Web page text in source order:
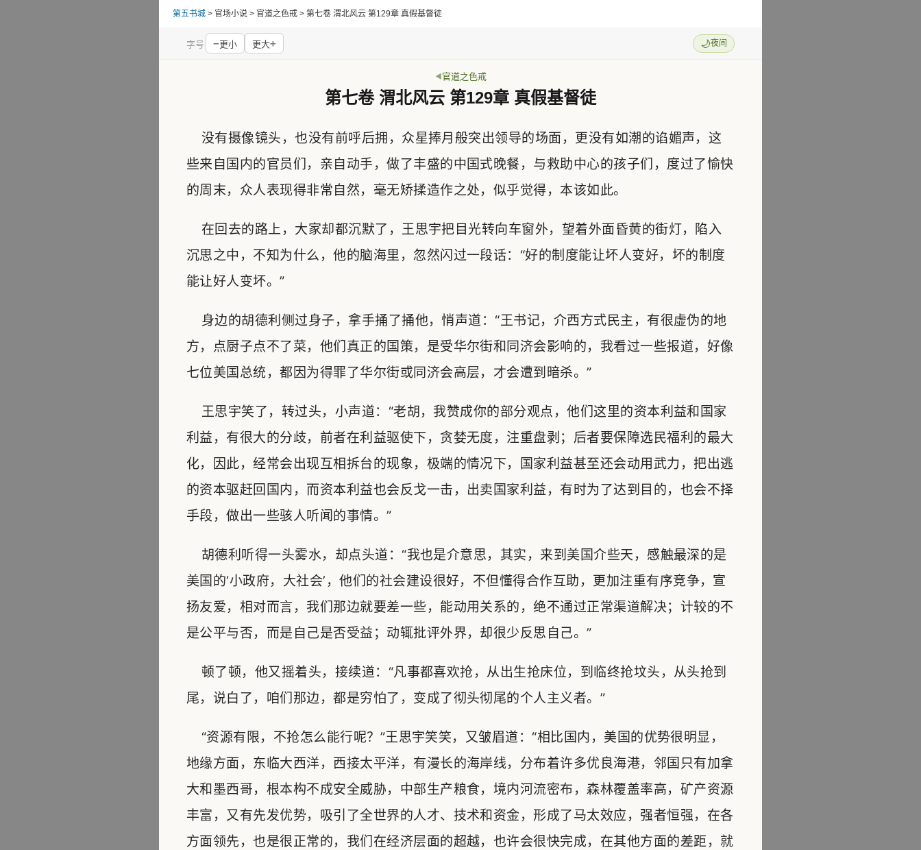
第五书城 > 官场小说 > 官道之色戒 > 第七卷 渭北风云 第129章 真假基督徒
字号 −更小 更大+ 🌙夜间
官道之色戒
第七卷 渭北风云 第129章 真假基督徒
没有摄像镜头，也没有前呼后拥，众星捧月般突出领导的场面，更没有如潮的谄媚声，这
些来自国内的官员们，亲自动手，做了丰盛的中国式晚餐，与救助中心的孩子们，度过了愉快
的周末，众人表现得非常自然，毫无矫揉造作之处，似乎觉得，本该如此。
在回去的路上，大家却都沉默了，王思宇把目光转向车窗外，望着外面昏黄的街灯，陷入
沉思之中，不知为什么，他的脑海里，忽然闪过一段话：“好的制度能让坏人变好，坏的制度
能让好人变坏。”
身边的胡德利侧过身子，拿手捅了捅他，悄声道：“王书记，介西方式民主，有很虚伪的地
方，点厨子点不了菜，他们真正的国策，是受华尔街和同济会影响的，我看过一些报道，好像
七位美国总统，都因为得罪了华尔街或同济会高层，才会遭到暗杀。”
王思宇笑了，转过头，小声道：“老胡，我赞成你的部分观点，他们这里的资本利益和国家
利益，有很大的分歧，前者在利益驱使下，贪婪无度，注重盘剥；后者要保障选民福利的最大
化，因此，经常会出现互相拆台的现象，极端的情况下，国家利益甚至还会动用武力，把出逃
的资本驱赶回国内，而资本利益也会反戈一击，出卖国家利益，有时为了达到目的，也会不择
手段，做出一些骇人听闻的事情。”
胡德利听得一头雾水，却点头道：“我也是介意思，其实，来到美国介些天，感触最深的是
美国的‘小政府，大社会’，他们的社会建设很好，不但懂得合作互助，更加注重有序竞争，宣
扬友爱，相对而言，我们那边就要差一些，能动用关系的，绝不通过正常渠道解决；计较的不
是公平与否，而是自己是否受益；动辄批评外界，却很少反思自己。”
顿了顿，他又摇着头，接续道：“凡事都喜欢抢，从出生抢床位，到临终抢坟头，从头抢到
尾，说白了，咱们那边，都是穷怕了，变成了彻头彻尾的个人主义者。”
“资源有限，不抢怎么能行呢？”王思宇笑笑，又皱眉道：“相比国内，美国的优势很明显，
地缘方面，东临大西洋，西接太平洋，有漫长的海岸线，分布着许多优良海港，邻国只有加拿
大和墨西哥，根本构不成安全威胁，中部生产粮食，境内河流密布，森林覆盖率高，矿产资源
丰富，又有先发优势，吸引了全世界的人才、技术和资金，形成了马太效应，强者恒强，在各
方面领先，也是很正常的，我们在经济层面的超越，也许会很快完成，在其他方面的差距，就